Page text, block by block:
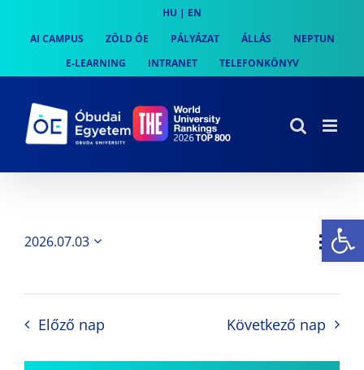
content
HU | EN
AI CAMPUS
ZÖLD ÓE PÁLYÁZAT ÁLLÁS
NEPTUN
E-LEARNING
INTRANET TELEFONKÖNYV
Nap
2026.07.03
Előző nap Következő nap